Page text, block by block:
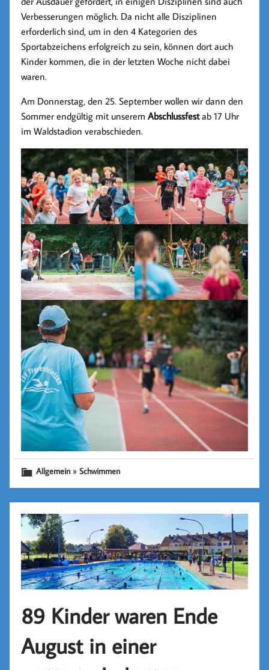
Verbesserungen möglich. Da nicht alle Disziplinen
erforderlich sind, um in den 4 Kategorien des
Sportabzeichens erfolgreich zu sein, können dort auch
Kinder kommen, die in der letzten Woche nicht dabei
waren.
Am Donnerstag, den 25. September wollen wir dann den
Sommer endgültig mit unseremAbschlussfestab 17 Uhr
im Waldstadion verabschieden.
Allgemein »Schwimmen
89 Kinder waren Ende
August in einer